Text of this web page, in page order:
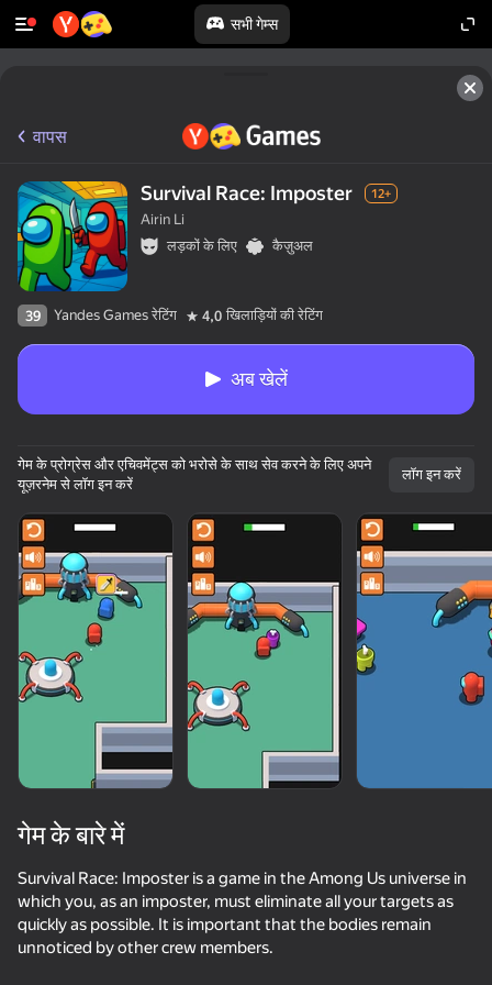
सभी गेम्स
वापस
Survival Race: Imposter 12+
Airin Li
लड़कों के लिए
कैज़ुअल
39 Yandes Games रेटिंग 4,0 खिलाड़ियों की रेटिंग
अब खेलें
गेम के प्रोग्रेस और एचिवमेंट्स को भरोसे के साथ सेव करने के लिए अपने
यूज़रनेम से लॉग इन करें
लॉग इन करें
गेम के बारे में
Survival Race: Imposter is a game in the Among Us universe in
which you, as an imposter, must eliminate all your targets as
quickly as possible. It is important that the bodies remain
unnoticed by other crew members.